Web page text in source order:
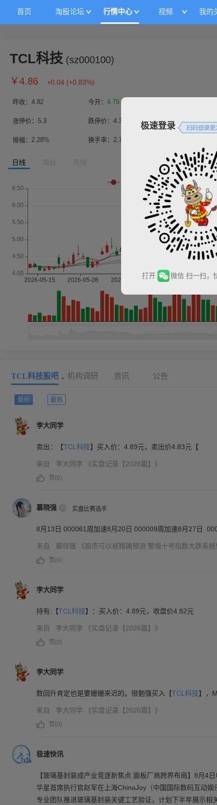
首页 淘股论坛 行情中心 视频 我的
TCL科技 (sz000100)
￥4.86 +0.04 (+0.83%)
昨收： 4.82 今开： 4.79
涨停价： 5.3 跌停价： 4.34 成交量：550.60
振幅： 2.28% 换手率： 2.74%
TCL科技股吧 机构调研 资讯 公告
最新 最热
李大同学
卖出：【TCL科技】买入价：4.89元，卖出价4.83元【
来自 李大同学 《实盘记录【2026篇】》
赞(0)
慕晓强 实盘比赛选手
8月13日 000061周加速8月20日 000009周加速8月27日
来自 慕晓强 《股市可以被精确预测 警惕十号指数大跌系
赞(0)
李大同学
持有:【TCL科技】：买入价：4.89元，收盘价4.82元
来自 李大同学 《实盘记录【2026篇】》
赞(0)
李大同学
数回升肯定也是要姗姗来迟的。很勉强买入【TCL科技】，
来自 李大同学 《实盘记录【2026篇】》
赞(0)
极速快讯
【玻璃基封装成产业竞逐新焦点 面板厂商跨界布局】8月4
华星首席执行官赵军在上海ChinaJoy（中国国际数码互动
专业团队推进玻璃基封装关键工艺验证，计划下半年展示
极速登录
打开 微信 扫一扫，